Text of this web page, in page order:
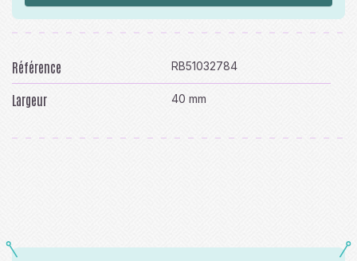
Référence RB51032784
Largeur 40 mm